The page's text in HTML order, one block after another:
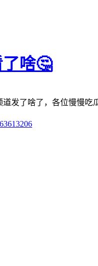
啥🤔
发了啥了，各位慢慢吃